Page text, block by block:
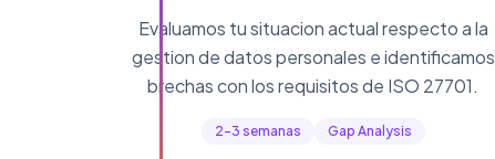
Evaluamos tu situacion actual respecto a la
gestion de datos personales e identificamos
brechas con los requisitos de ISO 27701.
2-3 semanas Gap Analysis